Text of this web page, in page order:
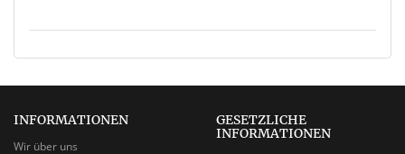
INFORMATIONEN
Wir über uns
GESETZLICHE
INFORMATIONEN